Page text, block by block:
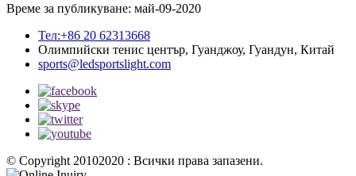
Време за публикуване: май-09-2020
Тел:+86 20 62313668
Олимпийски тенис център, Гуанджоу, Гуандун, Китай
sports@ledsportslight.com
© Copyright 20102020 : Всички права запазени.